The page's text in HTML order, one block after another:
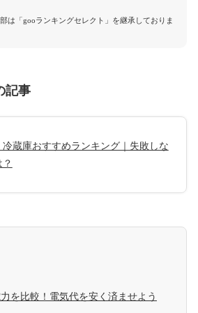
は「gooランキングセレクト」を継承しておりま
記事
冷蔵庫おすすめランキング｜失敗しな
を比較！電気代を安く済ませよう